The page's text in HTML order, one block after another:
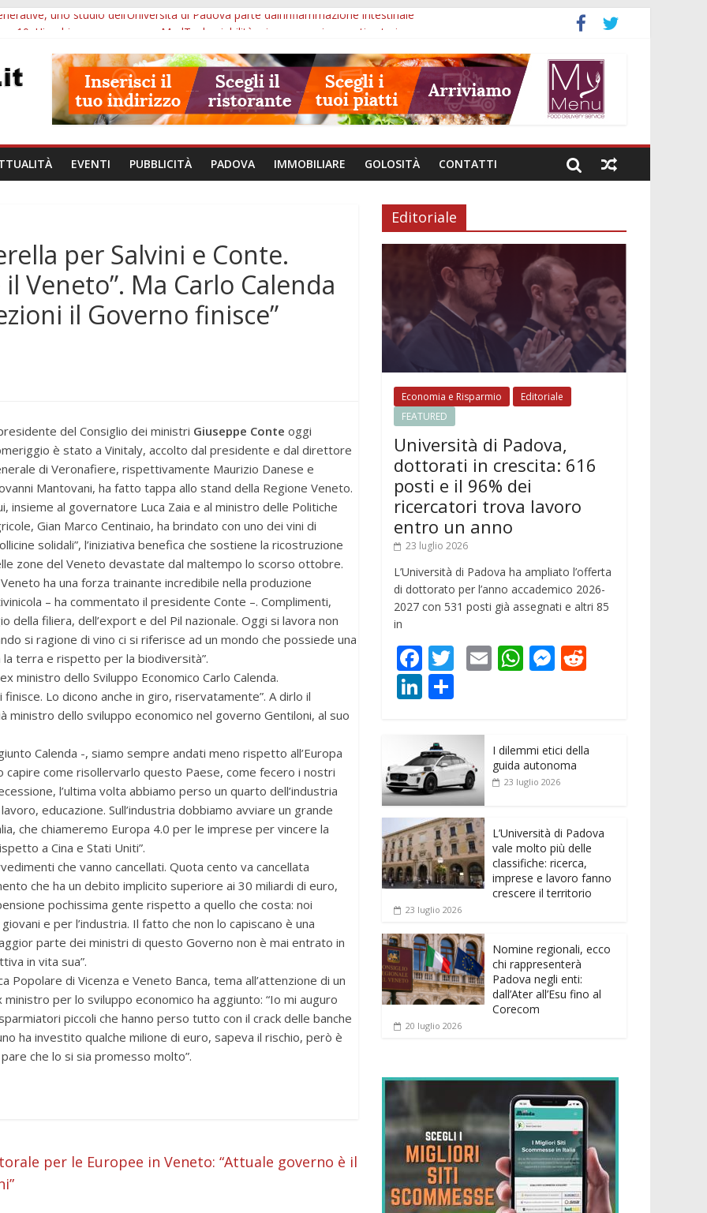
uno studio dell’Università di Padova parte dall’infiammazione intestinale
ore 21: SIT torna all’utile, crescono le auto nuove e concorsi comunali
tempo alle imprese del Padovano: prorogate le comunicazioni sugli investimenti
non fanno perdere la NASpI: le tutele previste nei casi di violenza di genere
EVENTI PUBBLICITÀ PADOVA IMMOBILIARE GOLOSITÀ CONTATTI
per Salvini e Conte.
Veneto”. Ma Carlo Calenda
il Governo finisce”
del Consiglio dei ministri Giuseppe Conte oggi
è stato a Vinitaly, accolto dal presidente e dal direttore
di Veronafiere, rispettivamente Maurizio Danese e
Mantovani, ha fatto tappa allo stand della Regione Veneto.
insieme al governatore Luca Zaia e al ministro delle Politiche
Gian Marco Centinaio, ha brindato con uno dei vini di
solidali”, l’iniziativa benefica che sostiene la ricostruzione
zone del Veneto devastate dal maltempo lo scorso ottobre.
Veneto ha una forza trainante incredibile nella produzione
– ha commentato il presidente Conte –. Complimenti,
filiera, dell’export e del Pil nazionale. Oggi si lavora non
si ragione di vino ci si riferisce ad un mondo che possiede una
terra e rispetto per la biodiversità”.
ministro dello Sviluppo Economico Carlo Calenda.
Lo dicono anche in giro, riservatamente”. A dirlo il
ministro dello sviluppo economico nel governo Gentiloni, al suo
Calenda -, siamo sempre andati meno rispetto all’Europa
capire come risollervarlo questo Paese, come fecero i nostri
l’ultima volta abbiamo perso un quarto dell’industria
educazione. Sull’industria dobbiamo avviare un grande
che chiameremo Europa 4.0 per le imprese per vincere la
a Cina e Stati Uniti”.
che vanno cancellati. Quota cento va cancellata
che ha un debito implicito superiore ai 30 miliardi di euro,
pochissima gente rispetto a quello che costa: noi
e per l’industria. Il fatto che non lo capiscano è una
parte dei ministri di questo Governo non è mai entrato in
in vita sua”.
Popolare di Vicenza e Veneto Banca, tema all’attenzione di un
per lo sviluppo economico ha aggiunto: “Io mi auguro
piccoli che hanno perso tutto con il crack delle banche
ha investito qualche milione di euro, sapeva il rischio, però è
che lo si sia promesso molto”.
per le Europee in Veneto: “Attuale governo è il
Editoriale
Economia e Risparmio
Editoriale
FEATURED
Università di Padova,
dottorati in crescita: 616
posti e il 96% dei
ricercatori trova lavoro
entro un anno
23 luglio 2026
L’Università di Padova ha ampliato l’offerta
di dottorato per l’anno accademico 2026-
2027 con 531 posti già assegnati e altri 85
in
F
ac
e
b
o
o
k
T
er
E W
A
p
M
n
g
t
Li
k
e
dI
n
n
di
vi
di
I dilemmi etici della
guida autonoma
23 luglio 2026
L’Università di Padova
vale molto più delle
classifiche: ricerca,
imprese e lavoro fanno
crescere il territorio
23 luglio 2026
Nomine regionali, ecco
chi rappresenterà
Padova negli enti:
dall’Ater all’Esu fino al
Corecom
20 luglio 2026